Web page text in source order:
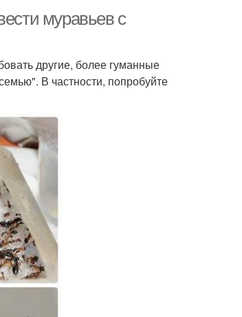
муравьев с
другие, более гуманные
В частности, попробуйте